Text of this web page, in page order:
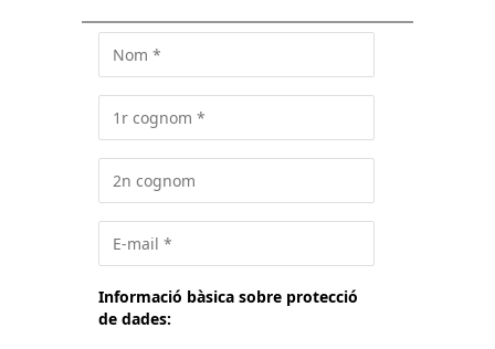
Informació bàsica sobre protecció
de dades: